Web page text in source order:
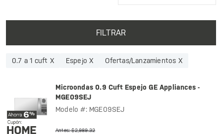
FILTRAR
0.7 a 1 cuft X Espejo X Ofertas/Lanzamientos X
Microondas 0.9 Cuft Espejo GE Appliances -
MGE09SEJ
Modelo #: MGE09SEJ
Antes: $2,989.32